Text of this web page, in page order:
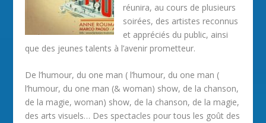
réunira, au cours de plusieurs
soirées, des artistes reconnus
et appréciés du public, ainsi
que des jeunes talents à l’avenir prometteur.
De l’humour, du one man ( l’humour, du one man (
l’humour, du one man (& woman) show, de la chanson,
de la magie, woman) show, de la chanson, de la magie,
des arts visuels… Des spectacles pour tous les goût des